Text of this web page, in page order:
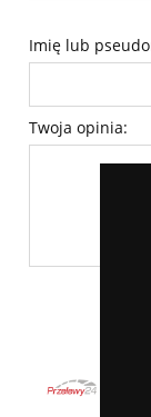
Imię lub
Twoja opinia: